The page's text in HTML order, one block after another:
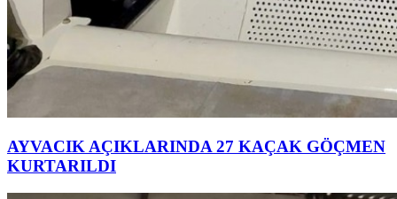
AYVACIK AÇIKLARINDA 27 KAÇAK GÖÇMEN
KURTARILDI